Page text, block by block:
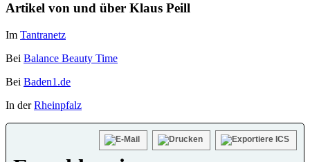
Artikel von und über Klaus Peill
Im Tantranetz
Bei Balance Beauty Time
Bei Baden1.de
In derRheinpfalz